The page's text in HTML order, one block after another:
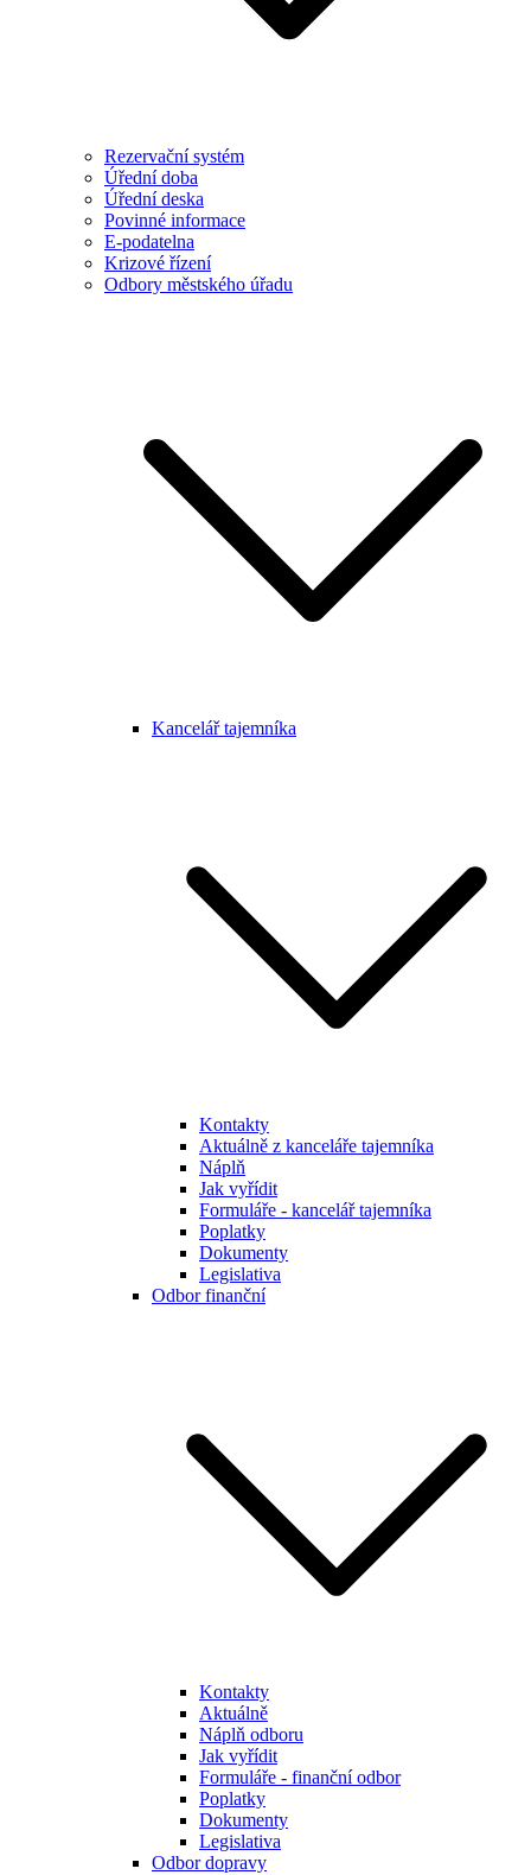
Rezervační systém
Úřední doba
Úřední deska
Povinné informace
E-podatelna
Krizové řízení
Odbory městského úřadu
Kancelář tajemníka
Kontakty
Aktuálně z kanceláře tajemníka
Náplň
Jak vyřídit
Formuláře - kancelář tajemníka
Poplatky
Dokumenty
Legislativa
Odbor finanční
Kontakty
Aktuálně
Náplň odboru
Jak vyřídit
Formuláře - finanční odbor
Poplatky
Dokumenty
Legislativa
Odbor dopravy